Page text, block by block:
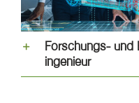
Forschungs- und
ingenieur